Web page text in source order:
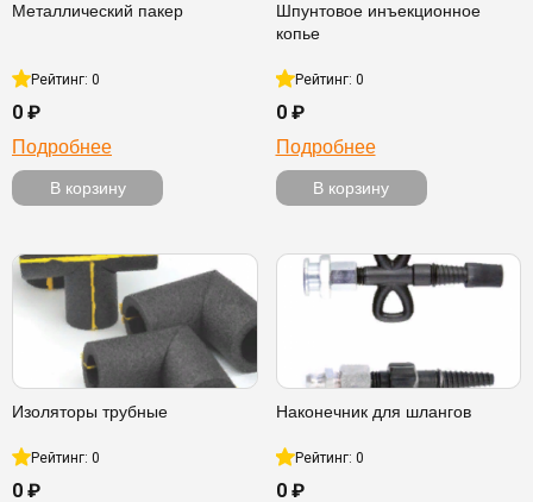
Металлический пакер
Рейтинг: 0
0 ₽
Подробнее
В корзину
Шпунтовое инъекционное
копье
Рейтинг: 0
0 ₽
Подробнее
В корзину
Изоляторы трубные
Рейтинг: 0
0 ₽
Наконечник для шлангов
Рейтинг: 0
0 ₽